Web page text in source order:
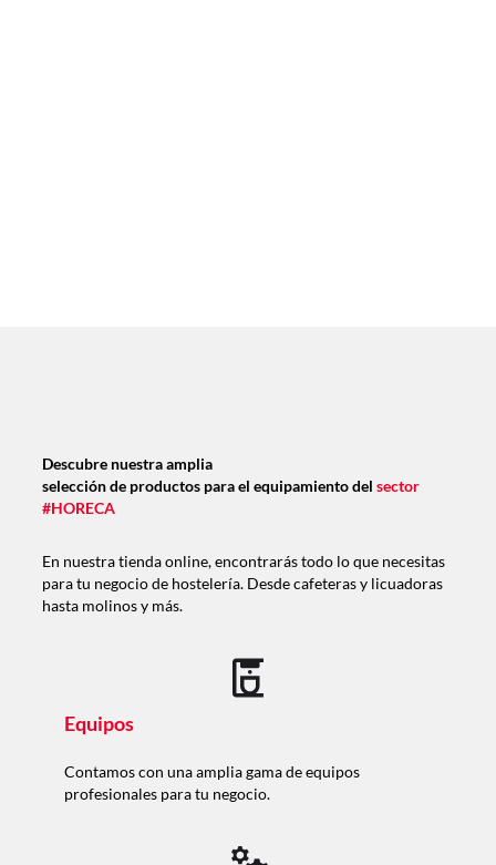
Descubre nuestra amplia
selección de productos para el equipamiento del sector
#HORECA
En nuestra tienda online, encontrarás todo lo que necesitas
para tu negocio de hostelería. Desde cafeteras y licuadoras
hasta molinos y más.
Equipos
Contamos con una amplia gama de equipos
profesionales para tu negocio.